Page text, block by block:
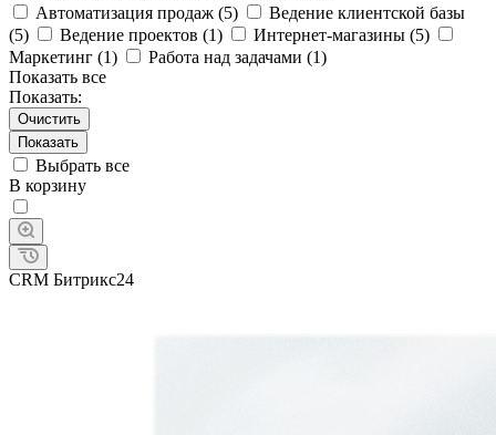
Автоматизация продаж (5)
Ведение клиентской базы
(5) Ведение проектов (1) Интернет-магазины (5)
Маркетинг (1) Работа над задачами (1)
Показать все
Показать:
Очистить
Выбрать все
В корзину
CRM Битрикс24